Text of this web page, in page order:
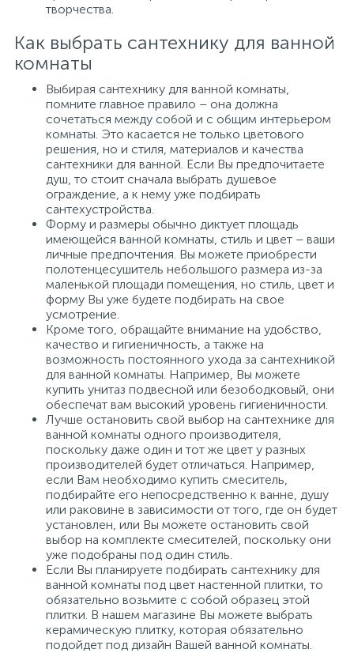
творчества.
Как выбрать сантехнику для ванной
комнаты
Выбирая сантехнику для ванной комнаты,
помните главное правило – она должна
сочетаться между собой и с общим интерьером
комнаты. Это касается не только цветового
решения, но и стиля, материалов и качества
сантехники для ванной. Если Вы предпочитаете
душ, то стоит сначала выбрать душевое
ограждение, а к нему уже подбирать
сантехустройства.
Форму и размеры обычно диктует площадь
имеющейся ванной комнаты, стиль и цвет – ваши
личные предпочтения. Вы можете приобрести
полотенцесушитель небольшого размера из-за
маленькой площади помещения, но стиль, цвет и
форму Вы уже будете подбирать на свое
усмотрение.
Кроме того, обращайте внимание на удобство,
качество и гигиеничность, а также на
возможность постоянного ухода за сантехникой
для ванной комнаты. Например, Вы можете
купить унитаз подвесной или безободковый, они
обеспечат вам высокий уровень гигиеничности.
Лучше остановить свой выбор на сантехнике для
ванной комнаты одного производителя,
поскольку даже один и тот же цвет у разных
производителей будет отличаться. Например,
если Вам необходимо купить смеситель,
подбирайте его непосредственно к ванне, душу
или раковине в зависимости от того, где он будет
установлен, или Вы можете остановить свой
выбор на комплекте смесителей, поскольку они
уже подобраны под один стиль.
Если Вы планируете подбирать сантехнику для
ванной комнаты под цвет настенной плитки, то
обязательно возьмите с собой образец этой
плитки. В нашем магазине Вы можете выбрать
керамическую плитку, которая обязательно
подойдет под дизайн Вашей ванной комнаты.